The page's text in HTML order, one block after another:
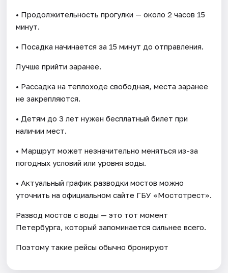
• Продолжительность прогулки — около 2 часов 15
минут.
• Посадка начинается за 15 минут до отправления.
Лучше прийти заранее.
• Рассадка на теплоходе свободная, места заранее
не закрепляются.
• Детям до 3 лет нужен бесплатный билет при
наличии мест.
• Маршрут может незначительно меняться из-за
погодных условий или уровня воды.
• Актуальный график разводки мостов можно
уточнить на официальном сайте ГБУ «Мостотрест».
Развод мостов с воды — это тот момент
Петербурга, который запоминается сильнее всего.
Поэтому такие рейсы обычно бронируют